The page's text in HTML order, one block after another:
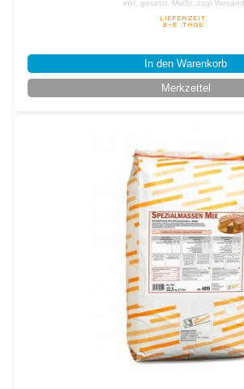
inkl. gesetzl. MwSt. zzgl.Versand
In den Warenkorb
Merkzettel